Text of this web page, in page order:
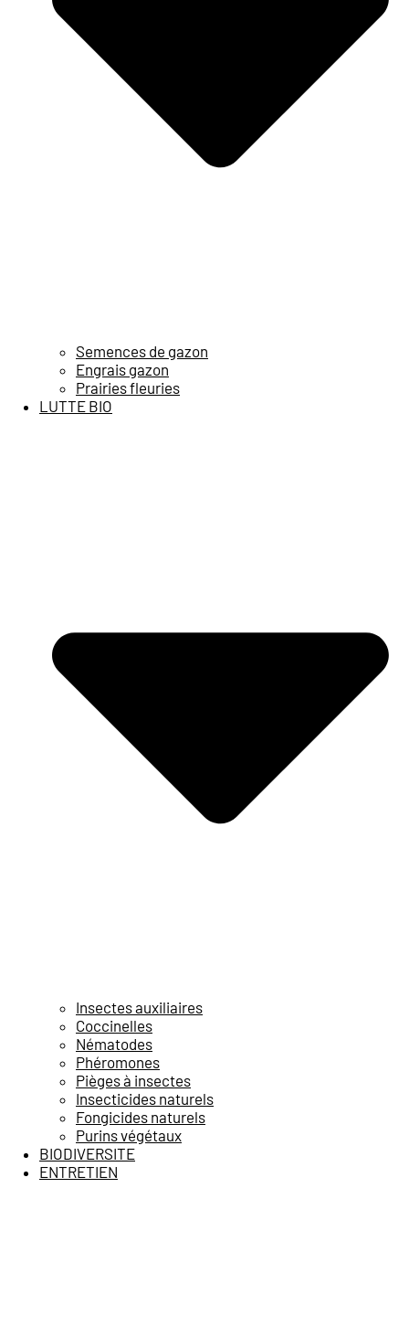
Semences de gazon
Engrais gazon
Prairies fleuries
LUTTE BIO
Insectes auxiliaires
Coccinelles
Nématodes
Phéromones
Pièges à insectes
Insecticides naturels
Fongicides naturels
Purins végétaux
BIODIVERSITE
ENTRETIEN